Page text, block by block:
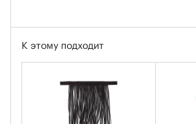
К этому подходит